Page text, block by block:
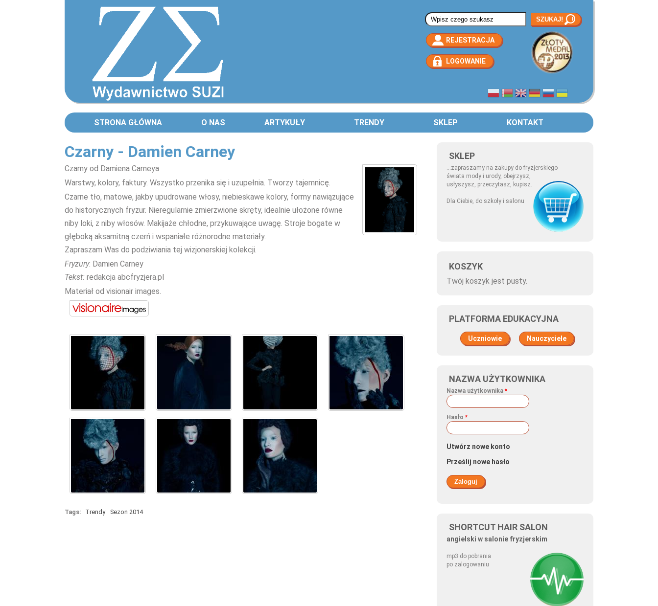
Formularz wyszukiwania
REJESTRACJA
LOGOWANIE
STRONA GŁÓWNA O NAS ARTYKUŁY TRENDY SKLEP KONTAKT
SKLEP
...zapraszamy na zakupy do fryzjerskiego
świata mody i urody, obejrzysz,
usłyszysz, przeczytasz, kupisz.
Dla Ciebie, do szkoły i salonu
KOSZYK
Twój koszyk jest pusty.
PLATFORMA EDUKACYJNA
Uczniowie Nauczyciele
NAZWA UŻYTKOWNIKA
Nazwa użytkownika *
Hasło *
Utwórz nowe konto
Prześlij nowe hasło
SHORTCUT HAIR SALON
angielski w salonie fryzjerskim
mp3 do pobrania
po zalogowaniu
Czarny - Damien Carney
Czarny od Damiena Carneya
Warstwy, kolory, faktury. Wszystko przenika się i uzupełnia. Tworzy tajemnicę.
Czarne tło, matowe, jakby upudrowane włosy, niebieskawe kolory, formy nawiązujące
do historycznych fryzur. Nieregularnie zmierzwione skręty, idealnie ułożone równe
niby loki, z niby włosów. Makijaże chłodne, przykuwające uwagę. Stroje bogate w
głęboką aksamitną czerń i wspaniałe różnorodne materiały.
Zapraszam Was do podziwiania tej wizjonerskiej kolekcji.
Fryzury: Damien Carney
Tekst: redakcja abcfryzjera.pl
Materiał od visionair images.
Tags: Trendy Sezon 2014